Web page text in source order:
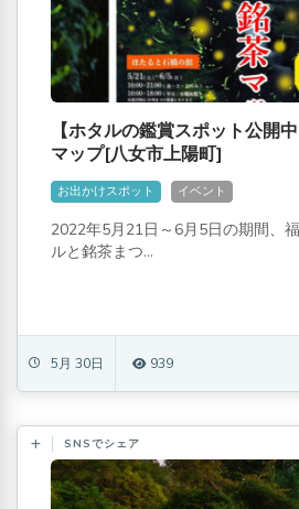
【ホタルの鑑賞スポット公開
マップ[八女市上陽町]
お出かけスポット イベント
2022年5月21日～6月5日の期間、
ルと銘茶まつ...
5月 30日 939
SNSでシェア